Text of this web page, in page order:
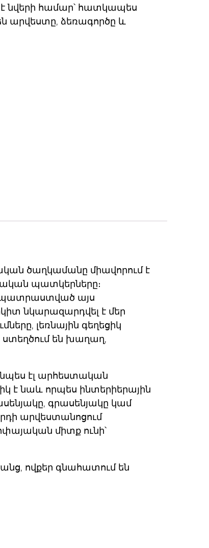
նվերի համար՝ հատկապես
արվեստը, ձեռագործը և
ծաղկամանը միավորում է
պատկերները։
այս
նկարազարդվել է մեր
լեռնային գեղեցիկ
են խաղաղ,
էլ արհեստական
է նաև որպես ինտերիերային
գրասենյակը կամ
արվեստանոցում
միտք ունի՝
ովքեր գնահատում են